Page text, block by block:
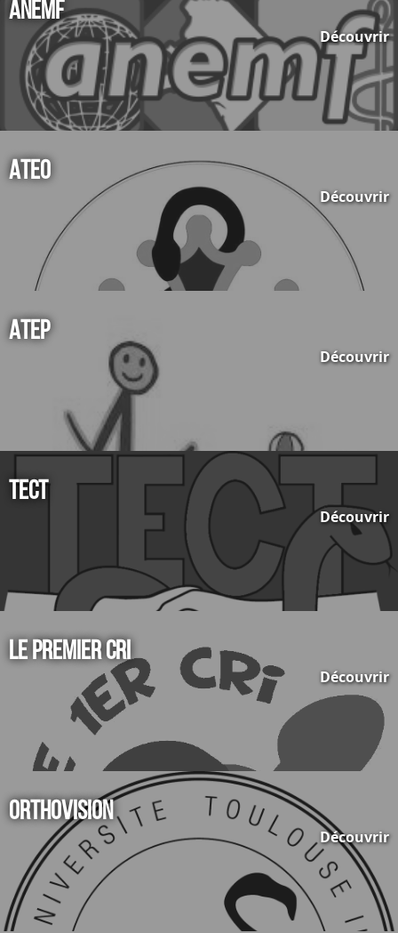
ANEMF
Découvrir
ATEO
Découvrir
ATEP
Découvrir
TECT
Découvrir
Le premier cri
Découvrir
Orthovision
Découvrir